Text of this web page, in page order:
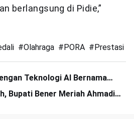
berlangsung di Pidie,”
#Olahraga #PORA #Prestasi
Teknologi AI Bernama
Bupati Bener Meriah Ahmadi